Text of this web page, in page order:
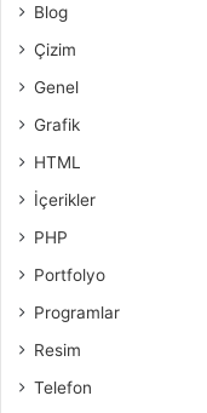
Blog
Çizim
Genel
Grafik
HTML
İçerikler
PHP
Portfolyo
Programlar
Resim
Telefon